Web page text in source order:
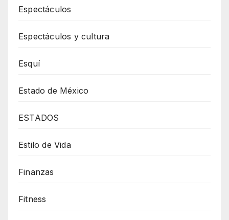
Espectáculos
Espectáculos y cultura
Esquí
Estado de México
ESTADOS
Estilo de Vida
Finanzas
Fitness